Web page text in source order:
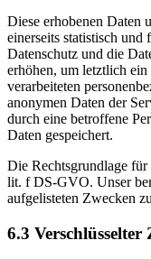
Diese erhobenen Daten
einerseits statistisch und
Datenschutz und die
erhöhen, um letztlich
verarbeiteten
anonymen Daten der
durch eine betroffene
Daten gespeichert.
Die Rechtsgrundlage
lit. f DS-GVO. Unser
aufgelisteten Zwecken
6.3